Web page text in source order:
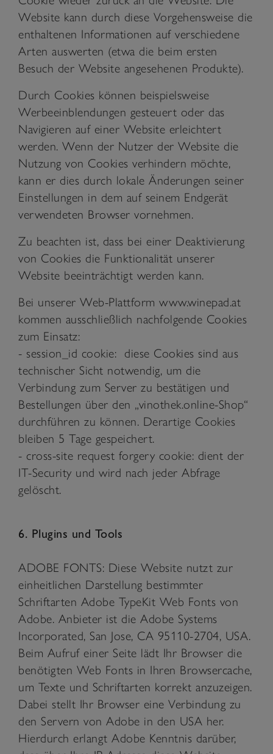
Website kann durch diese Vorgehensweise die
enthaltenen Informationen auf verschiedene
Arten auswerten (etwa die beim ersten
Besuch der Website angesehenen Produkte).
Durch Cookies können beispielsweise
Werbeeinblendungen gesteuert oder das
Navigieren auf einer Website erleichtert
werden. Wenn der Nutzer der Website die
Nutzung von Cookies verhindern möchte,
kann er dies durch lokale Änderungen seiner
Einstellungen in dem auf seinem Endgerät
verwendeten Browser vornehmen.
Zu beachten ist, dass bei einer Deaktivierung
von Cookies die Funktionalität unserer
Website beeinträchtigt werden kann.
Bei unserer Web-Plattform www.winepad.at
kommen ausschließlich nachfolgende Cookies
zum Einsatz:
- session_id cookie: diese Cookies sind aus
technischer Sicht notwendig, um die
Verbindung zum Server zu bestätigen und
Bestellungen über den „vinothek.online-Shop“
durchführen zu können. Derartige Cookies
bleiben 5 Tage gespeichert.
- cross-site request forgery cookie: dient der
IT-Security und wird nach jeder Abfrage
gelöscht.
6. Plugins und Tools
ADOBE FONTS: Diese Website nutzt zur
einheitlichen Darstellung bestimmter
Schriftarten Adobe TypeKit Web Fonts von
Adobe. Anbieter ist die Adobe Systems
Incorporated, San Jose, CA 95110-2704, USA.
Beim Aufruf einer Seite lädt Ihr Browser die
benötigten Web Fonts in Ihren Browsercache,
um Texte und Schriftarten korrekt anzuzeigen.
Dabei stellt Ihr Browser eine Verbindung zu
den Servern von Adobe in den USA her.
Hierdurch erlangt Adobe Kenntnis darüber,